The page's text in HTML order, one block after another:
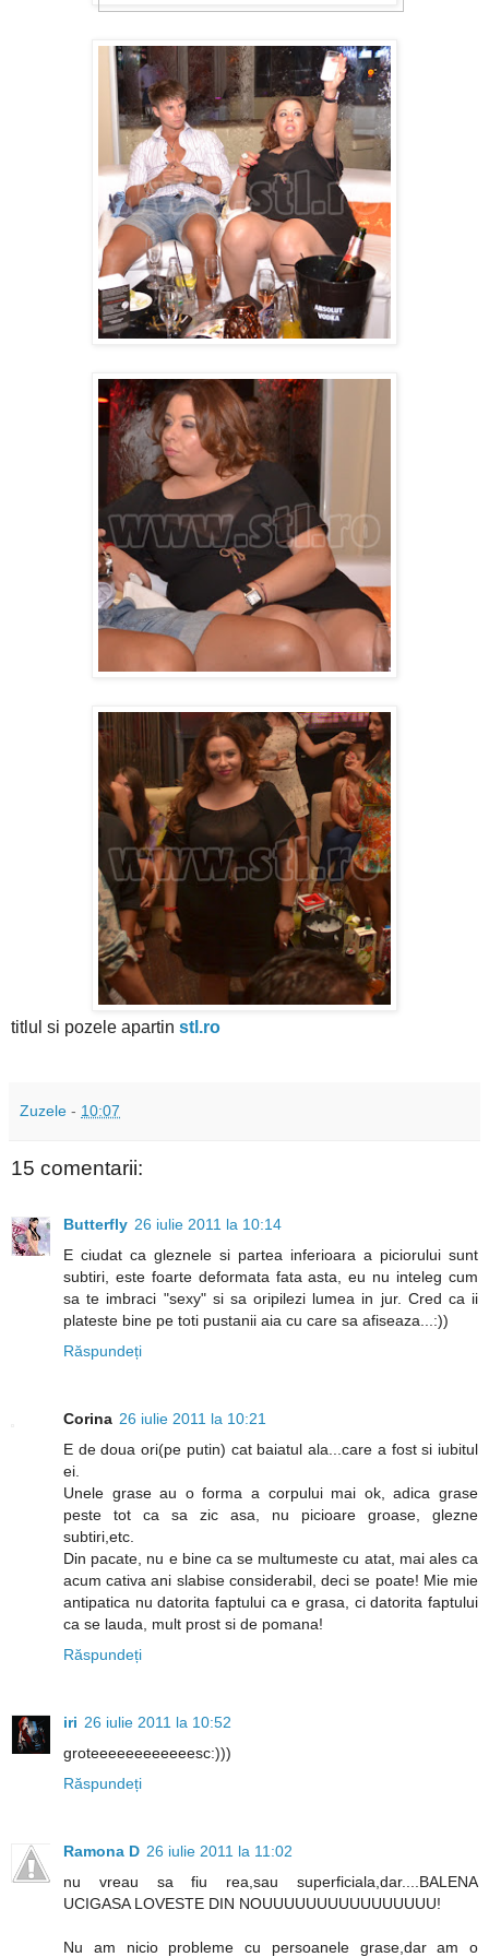
titlul si pozele apartin stl.ro
Zuzele - 10:07
15 comentarii:
Butterfly 26 iulie 2011 la 10:14
E ciudat ca gleznele si partea inferioara a piciorului sunt
subtiri, este foarte deformata fata asta, eu nu inteleg cum
sa te imbraci "sexy" si sa oripilezi lumea in jur. Cred ca ii
plateste bine pe toti pustanii aia cu care sa afiseaza...:))
Răspundeți
Corina 26 iulie 2011 la 10:21
E de doua ori(pe putin) cat baiatul ala...care a fost si iubitul
ei.
Unele grase au o forma a corpului mai ok, adica grase
peste tot ca sa zic asa, nu picioare groase, glezne
subtiri,etc.
Din pacate, nu e bine ca se multumeste cu atat, mai ales ca
acum cativa ani slabise considerabil, deci se poate! Mie mie
antipatica nu datorita faptului ca e grasa, ci datorita faptului
ca se lauda, mult prost si de pomana!
Răspundeți
iri 26 iulie 2011 la 10:52
groteeeeeeeeeeeesc:)))
Răspundeți
Ramona D 26 iulie 2011 la 11:02
nu vreau sa fiu rea,sau superficiala,dar....BALENA
UCIGASA LOVESTE DIN NOUUUUUUUUUUUUUUUU!
Nu am nicio probleme cu persoanele grase,dar am o